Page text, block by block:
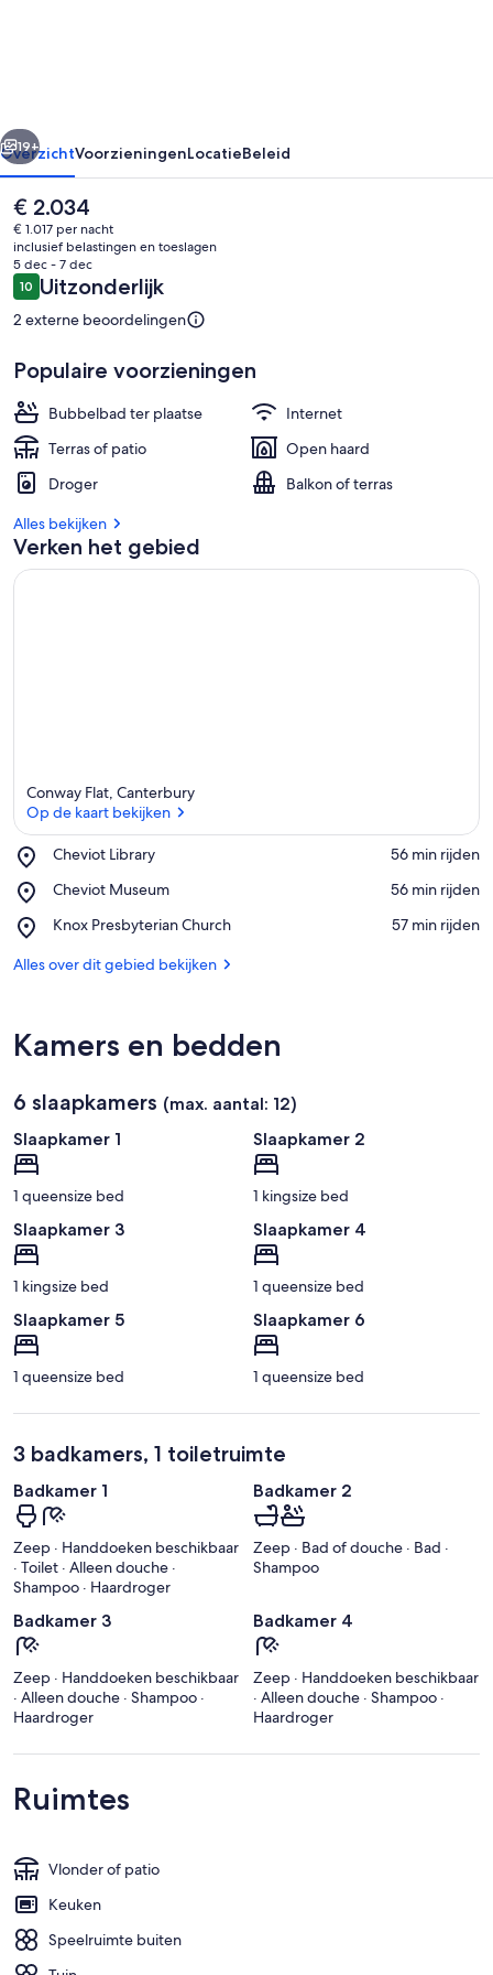
Buiten dineren
Volgende
19+
OverzichtVoorzieningenLocatieBeleid
De
huidige
prijs
is
€ 2.034
€ 2.034
€ 1.017 per nacht
inclusief belastingen en toeslagen
5 dec - 7 dec
Beoordelingen
1010 op 10 –
Uitzonderlijk
2 externe beoordelingen
Populaire voorzieningen
Bubbelbad ter plaatse
Internet
Terras of patio
Open haard
Droger
Balkon of terras
Alles bekijken
Verken het gebied
Conway Flat, Canterbury
Op de kaart bekijken
Cheviot Library
Place,
Library
‪56 min rijden‬
Cheviot Museum
Place,
Museum
‪56 min rijden‬
Knox Presbyterian Church
Place,
Presbyterian
‪57 min rijden‬
Alles over dit gebied bekijken
Kamers en bedden
6 slaapkamers (max. aantal: 12)
Slaapkamer 1
1 queensize bed
Slaapkamer 2
1 kingsize bed
Slaapkamer 3
1 kingsize bed
Slaapkamer 4
1 queensize bed
Slaapkamer 5
1 queensize bed
Slaapkamer 6
1 queensize bed
3 badkamers, 1 toiletruimte
Badkamer 1
Zeep · Handdoeken beschikbaar
· Toilet · Alleen douche ·
Shampoo · Haardroger
Badkamer 2
Zeep · Bad of douche · Bad ·
Shampoo
Badkamer 3
Zeep · Handdoeken beschikbaar
· Alleen douche · Shampoo ·
Haardroger
Badkamer 4
Zeep · Handdoeken beschikbaar
· Alleen douche · Shampoo ·
Haardroger
Ruimtes
Vlonder of patio
Keuken
Speelruimte buiten